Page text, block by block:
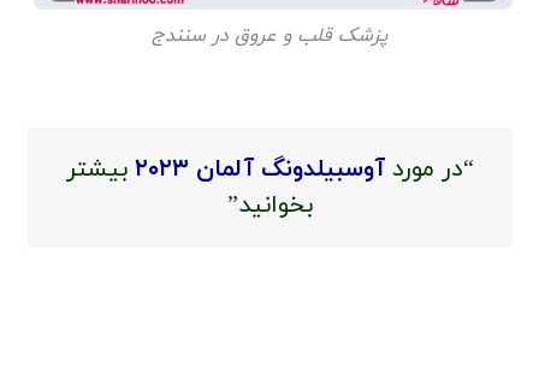
پزشک قلب و عروق در سنندج
“در موردآوسبیلدونگ آلمان ۲۰۲۳
بیشتر
بخوانید”